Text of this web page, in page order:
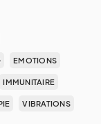
EMOTIONS
IMMUNITAIRE
VIBRATIONS